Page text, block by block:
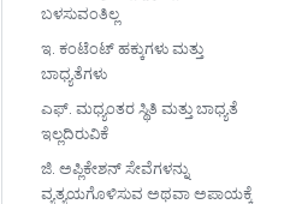
ಬಳಸುವಂತಿಲ್ಲ
ಇ. ಕಂಟೆಂಟ್ ಹಕ್ಕುಗಳು ಮತ್ತು
ಬಾಧ್ಯತೆಗಳು
ಎಫ್‌. ಮಧ್ಯಂತರ ಸ್ಥಿತಿ ಮತ್ತು ಬಾಧ್ಯತೆ
ಇಲ್ಲದಿರುವಿಕೆ
ಜಿ. ಅಪ್ಲಿಕೇಶನ್ ಸೇವೆಗಳನ್ನು
ವ್ಯತ್ಯಯಗೊಳಿಸುವ ಅಥವಾ ಅಪಾಯಕ್ಕೆ